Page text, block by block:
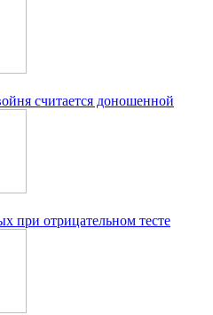
считается доношенной
при отрицательном тесте